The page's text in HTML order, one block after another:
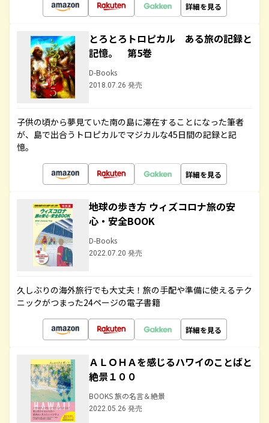
詳細を見る
とろとろトロピカル ある旅の記録と
記憶。 第5巻
D-Books
2018.07.26 発売
子供の頃から夢見ていた南の島に滞在することになった筆者
が、島で出合うトロピカルでマジカルな45日間の記録と記
憶。
詳細を見る
地球の歩き方 ウィズコロナ旅の安
心・安全BOOK
D-Books
2022.07.20 発売
久しぶりの海外旅行でも大丈夫！旅の手配や準備に使えるテク
ニックがつまった24ページの電子書籍
詳細を見る
ＡＬＯＨＡを感じるハワイのことばと
絶景１００
BOOKS 旅の名言＆絶景
2022.05.26 発売